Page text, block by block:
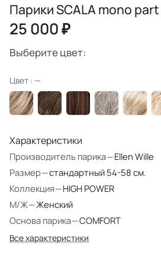
Парики SCALA mono part
25 000 ₽
Выберите цвет:
Цвет : —
Характеристики
Производитель парика—Ellen Wille
Размер—стандартный 54-58 см.
Коллекция—HIGH POWER
М/Ж—Женский
Основа парика—COMFORT
Все характеристики